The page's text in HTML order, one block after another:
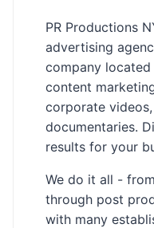
PR Productions
advertising
company located
content
corporate
documentaries.
results for your
We do it all -
through post
with many